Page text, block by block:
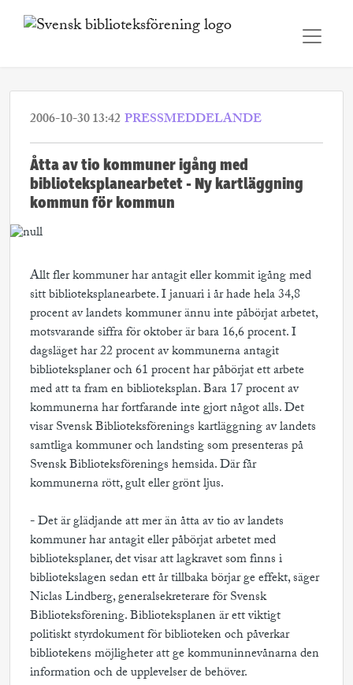
2006-10-30 13:42PRESSMEDDELANDE
Åtta av tio kommuner igång med
biblioteksplanearbetet - Ny kartläggning
kommun för kommun
Allt fler kommuner har antagit eller kommit igång med
sitt biblioteksplanearbete. I januari i år hade hela 34,8
procent av landets kommuner ännu inte påbörjat arbetet,
motsvarande siffra för oktober är bara 16,6 procent. I
dagsläget har 22 procent av kommunerna antagit
biblioteksplaner och 61 procent har påbörjat ett arbete
med att ta fram en biblioteksplan. Bara 17 procent av
kommunerna har fortfarande inte gjort något alls. Det
visar Svensk Biblioteksförenings kartläggning av landets
samtliga kommuner och landsting som presenteras på
Svensk Biblioteksförenings hemsida. Där får
kommunerna rött, gult eller grönt ljus.
- Det är glädjande att mer än åtta av tio av landets
kommuner har antagit eller påbörjat arbetet med
biblioteksplaner, det visar att lagkravet som finns i
bibliotekslagen sedan ett år tillbaka börjar ge effekt, säger
Niclas Lindberg, generalsekreterare för Svensk
Biblioteksförening. Biblioteksplanen är ett viktigt
politiskt styrdokument för biblioteken och påverkar
bibliotekens möjligheter att ge kommuninnevånarna den
information och de upplevelser de behöver.